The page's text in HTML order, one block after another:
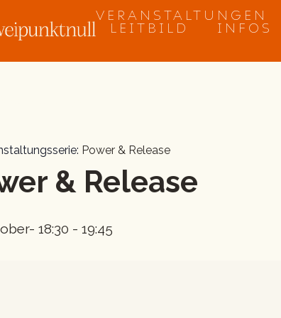
VERANSTALTUNGEN
LEITBILD
INFOS
Power & Release
& Release
18:30 - 19:45